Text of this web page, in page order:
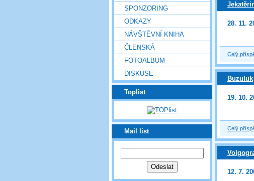
SPONZORING
ODKAZY
NÁVŠTĚVNÍ KNIHA
ČLENSKÁ
FOTOALBUM
DISKUSE
Toplist
Mail list
28. 11.
Celý
Buzuluk
19. 10.
Celý
12. 7.